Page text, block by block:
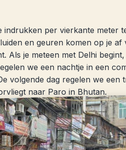
indrukken per vierkante meter
en geuren komen op je
Als je meteen met Delhi
we een nachtje in een
volgende dag regelen we
naar Paro in Bhutan.